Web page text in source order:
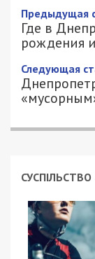
Предыдущая
Где в
рождения
Следующая
СУСПІЛЬСТВО